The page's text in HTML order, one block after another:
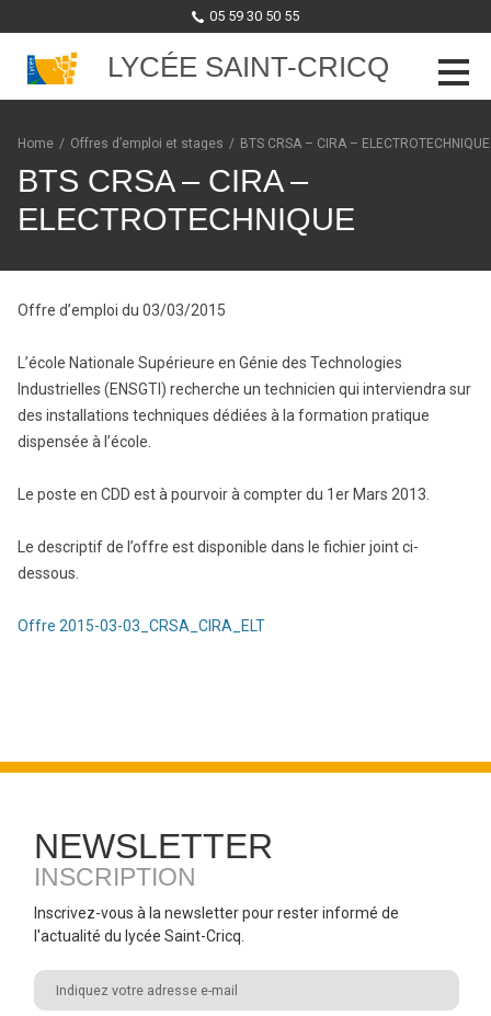
05 59 30 50 55
LYCÉE SAINT-CRICQ
Skip to content
Home / Offres d’emploi et stages / BTS CRSA – CIRA – ELECTROTECHNIQUE
BTS CRSA – CIRA –
ELECTROTECHNIQUE
Offre d’emploi du 03/03/2015
L’école Nationale Supérieure en Génie des Technologies
Industrielles (ENSGTI) recherche un technicien qui interviendra sur
des installations techniques dédiées à la formation pratique
dispensée à l’école.
Le poste en CDD est à pourvoir à compter du 1er Mars 2013.
Le descriptif de l’offre est disponible dans le fichier joint ci-
dessous.
Offre 2015-03-03_CRSA_CIRA_ELT
NEWSLETTER
INSCRIPTION
Inscrivez-vous à la newsletter pour rester informé de
l'actualité du lycée Saint-Cricq.